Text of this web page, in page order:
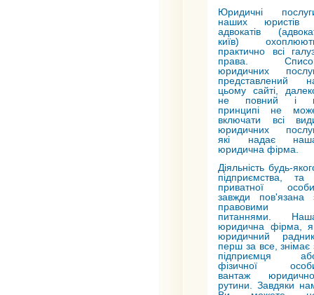
Юридичні
наших юристів
адвокатів
київ)
практично всі
права.
юридичних
представлений
цьому сайті,
не повний і
принципі не
включати всі
юридичних
які надає
юридична фірма.
Діяльність будь-
підприємства, та
приватної
завжди пов'язана
правовими
питаннями.
юридична фірма,
юридичний
перш за все, знімає
підприємця
фізичної
вантаж
рутини. Завдяки